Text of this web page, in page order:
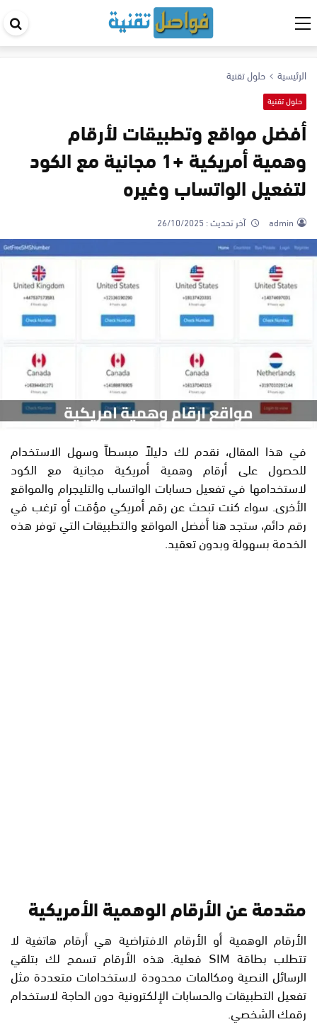
الرئيسية حلول تقنية
حلول تقنية
أفضل مواقع وتطبيقات لأرقام
وهمية أمريكية +1 مجانية مع الكود
لتفعيل الواتساب وغيره
admin آخر تحديث : 26/10/2025
في هذا المقال، نقدم لك دليلاً مبسطاً وسهل الاستخدام
للحصول على أرقام وهمية أمريكية مجانية مع الكود
لاستخدامها في تفعيل حسابات الواتساب والتليجرام والمواقع
الأخرى. سواء كنت تبحث عن رقم أمريكي مؤقت أو ترغب في
رقم دائم، ستجد هنا أفضل المواقع والتطبيقات التي توفر هذه
الخدمة بسهولة وبدون تعقيد.
مقدمة عن الأرقام الوهمية الأمريكية
الأرقام الوهمية أو الأرقام الافتراضية هي أرقام هاتفية لا
تتطلب بطاقة SIM فعلية. هذه الأرقام تسمح لك بتلقي
الرسائل النصية ومكالمات محدودة لاستخدامات متعددة مثل
تفعيل التطبيقات والحسابات الإلكترونية دون الحاجة لاستخدام
رقمك الشخصي.